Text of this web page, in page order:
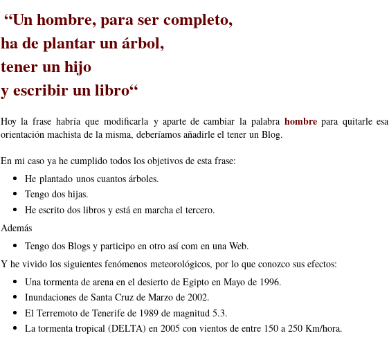
“Un hombre, para ser completo,
ha de plantar un árbol,
tener un hijo
y escribir un libro“
Hoy la frase habría que modificarla y aparte de cambiar la palabrahombre para quitarle esa
orientación machista de la misma, deberíamos añadirle el tener un Blog.
En mi caso ya he cumplido todos los objetivos de esta frase:
He plantado unos cuantos árboles.
Tengo dos hijas.
He escrito dos libros y está en marcha el tercero.
Además
Tengo dos Blogs y participo en otro así com en una Web.
Y he vivido los siguientes fenómenos meteorológicos, por lo que conozco sus efectos:
Una tormenta de arena en el desierto de Egipto en Mayo de 1996.
Inundaciones de Santa Cruz de Marzo de 2002.
El Terremoto de Tenerife de 1989 de magnitud 5.3.
La tormenta tropical (DELTA) en 2005 con vientos de entre 150 a 250 Km/hora.